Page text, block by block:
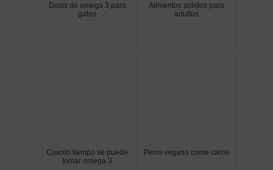
Dosis de omega 3 para
gatos
Alimentos solidos para
adultos
Cuanto tiempo se puede
tomar omega 3
Perro vegano come carne